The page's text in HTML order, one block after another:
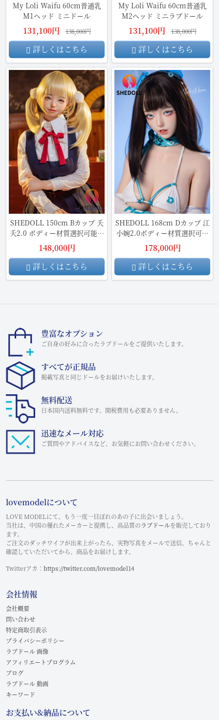
My Loli Waifu 60cm普通乳
M1ヘッド ミニドール
131,100円 138,000円
詳しくはこちら
My Loli Waifu 60cm普通乳
M2ヘッド ミニラブドール
131,100円 138,000円
詳しくはこちら
SHEDOLL 150cm Bカップ 夭
夭2.0 ボディー材質選択可能ラ
ブドール
148,000円
詳しくはこちら
SHEDOLL 168cm Dカップ 江
小婉2.0ボディー材質選択可能
ラブドール
178,000円
詳しくはこちら
豊富なオプション
ご自身の好みに合ったラブドールをご提供いたします。
すべてが正規品
掲載写真と同じドールをお届けいたします。
無料配送
日本国内送料無料です。関税費用も必要ありません。
迅速なメール対応
ご質問やアドバイスなど、お気軽にお問い合わせください。
lovemodelについて
LOVE MODELにて、もう一度一目ぼれのあの子に出会いましょう。
当社は、中国の優れたメーカーと提携し、高品質のラブドールを販売しており
ます。
ご注文のダッチワイフが出来上がったら、実物写真をメールで送信、ちゃんと
確認していただいてから、商品をお届けします。
Twitterアカ： https://twitter.com/lovemodel14
会社情報
会社概要
問い合わせ
特定商取引表示
プライバシーポリシー
ラブドール 画像
アフィリエートプログラム
ブログ
ラブドール 動画
キーワード
お支払い&納品について